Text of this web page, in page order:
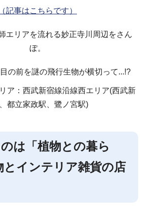
（記事はこちらです）
エリアを流れる妙正寺川周辺をさん
ぽ。
の前を謎の飛行生物が横切って...!?
ア：西武新宿線沿線西エリア(西武新
都立家政駅、鷺ノ宮駅)
は「植物との暮ら
とインテリア雑貨の店